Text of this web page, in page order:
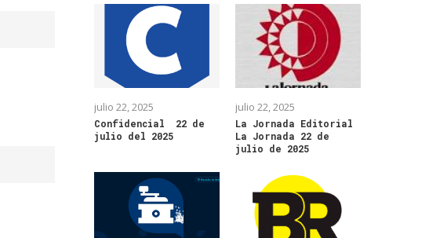
julio 22, 2025
Confidencial 22 de
julio del 2025
julio 22, 2025
La Jornada Editorial
La Jornada 22 de
julio de 2025